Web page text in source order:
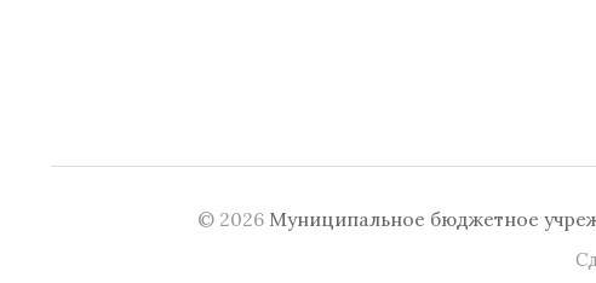
© 2026 Муниципальное бюджетное